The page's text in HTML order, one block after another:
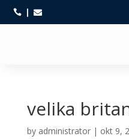
 
velika
by administrator| okt 9,